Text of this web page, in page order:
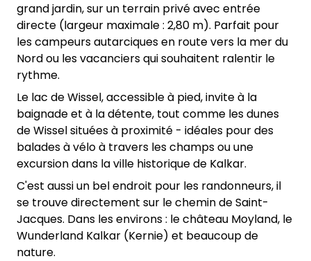
grand jardin, sur un terrain privé avec entrée
directe (largeur maximale : 2,80 m). Parfait pour
les campeurs autarciques en route vers la mer du
Nord ou les vacanciers qui souhaitent ralentir le
rythme.
Le lac de Wissel, accessible à pied, invite à la
baignade et à la détente, tout comme les dunes
de Wissel situées à proximité - idéales pour des
balades à vélo à travers les champs ou une
excursion dans la ville historique de Kalkar.
C'est aussi un bel endroit pour les randonneurs, il
se trouve directement sur le chemin de Saint-
Jacques. Dans les environs : le château Moyland, le
Wunderland Kalkar (Kernie) et beaucoup de
nature.